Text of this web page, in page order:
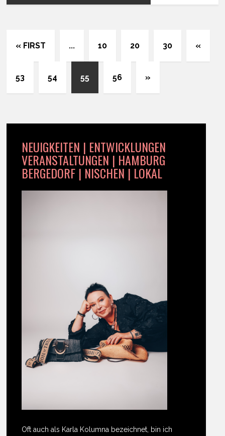
« FIRST ... 10 20 30 «
53 54 55 56 »
NEUIGKEITEN | ENTWICKLUNGEN
VERANSTALTUNGEN | HAMBURG
BERGEDORF | NISCHEN | LOKAL
Oft auch als Karla Kolumna bezeichnet, bin ich